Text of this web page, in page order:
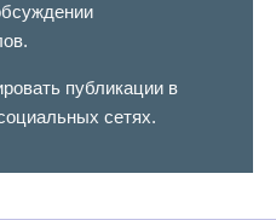
публикации в
сетях.